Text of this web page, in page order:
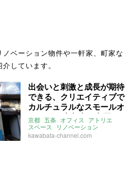
ベーション物件や一軒家、町家な
しています。
出会いと刺激と成長が期待
できる、クリエイティブで
カルチュラルなスモールオ
フィス。(京都市下京区4
㎡〜の賃貸物件)
京都 五条 オフィス
アトリエ
スペース
リノベーション
ラウンジ 賃貸
kawabata-channel.com